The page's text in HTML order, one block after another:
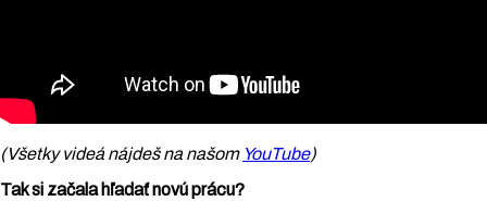
(Všetky videá nájdeš na našom YouTube)
Tak si začala hľadať novú prácu?